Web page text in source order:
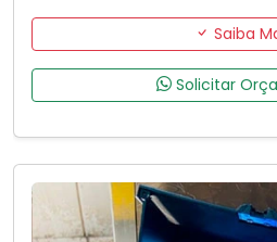
Saiba
Solicitar